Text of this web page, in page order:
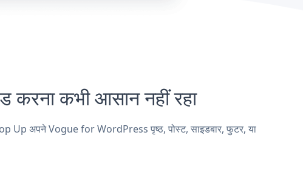
कभी आसान नहीं रहा
Up अपने Vogue for WordPress पृष्ठ, पोस्ट, साइडबार, फुटर, या